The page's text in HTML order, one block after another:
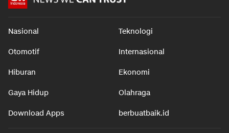
Nasional Teknologi
Otomotif Internasional
Hiburan Ekonomi
Gaya Hidup Olahraga
Download Apps berbuatbaik.id